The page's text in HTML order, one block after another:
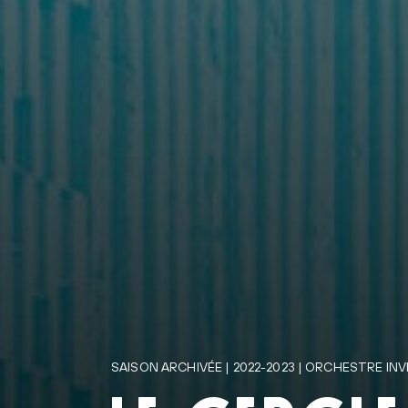
SAISON ARCHIVÉE | 2022-2023 | ORCHESTRE